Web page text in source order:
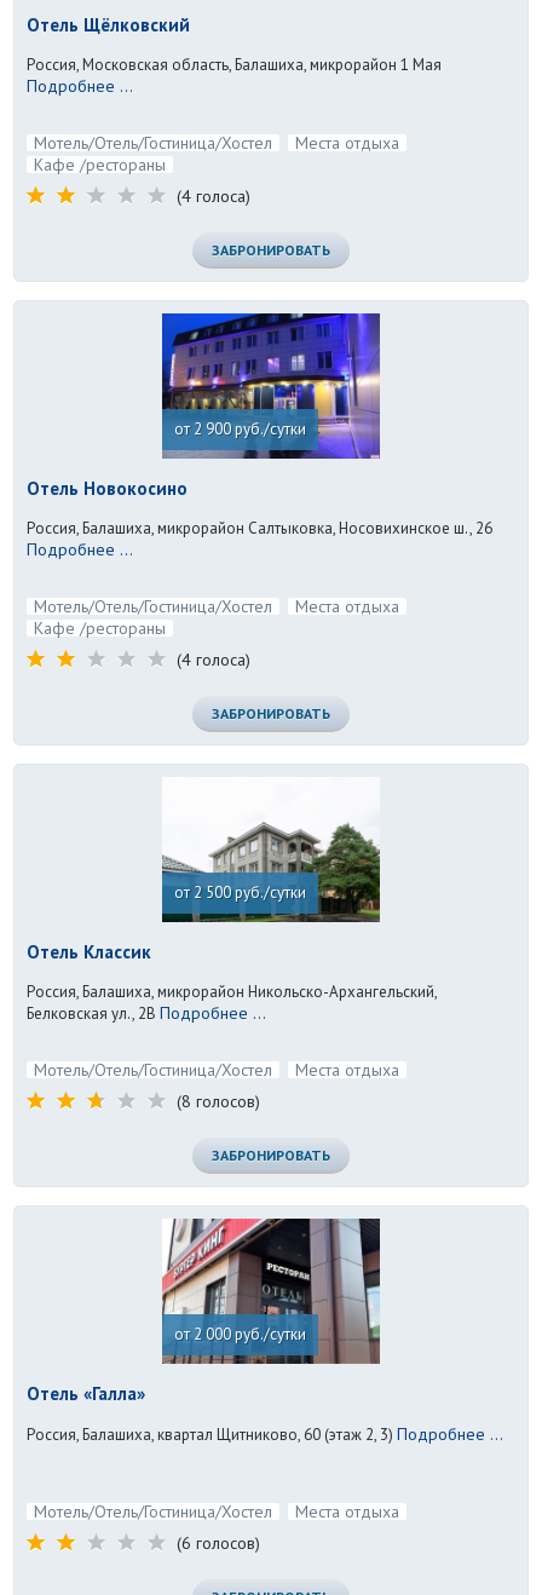
Отель Щёлковский
Россия, Московская область, Балашиха, микрорайон 1 Мая
Подробнее ...
Мотель/Отель/Гостиница/Хостел
Места отдыха
Кафе /рестораны
(4 голоса)
ЗАБРОНИРОВАТЬ
от 2 900 руб./сутки
Отель Новокосино
Россия, Балашиха, микрорайон Салтыковка, Носовихинское ш., 26
Подробнее ...
Мотель/Отель/Гостиница/Хостел
Места отдыха
Кафе /рестораны
(4 голоса)
ЗАБРОНИРОВАТЬ
от 2 500 руб./сутки
Отель Классик
Россия, Балашиха, микрорайон Никольско-Архангельский,
Белковская ул., 2В Подробнее ...
Мотель/Отель/Гостиница/Хостел
Места отдыха
(8 голосов)
ЗАБРОНИРОВАТЬ
от 2 000 руб./сутки
Отель «Галла»
Россия, Балашиха, квартал Щитниково, 60 (этаж 2, 3) Подробнее ...
Мотель/Отель/Гостиница/Хостел
Места отдыха
(6 голосов)